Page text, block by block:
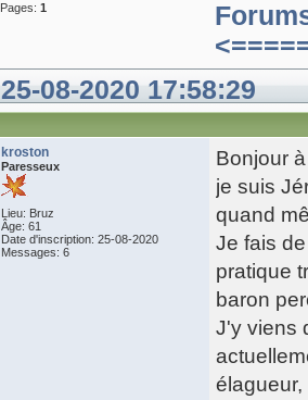
Pages: 1
25-08-2020 17:58:29
kroston
Paresseux
Lieu: Bruz
Âge: 61
Date d'inscription: 25-08-2020
Messages: 6
Bonjour
je suis
quand
Je fais
pratique
baron
J'y viens